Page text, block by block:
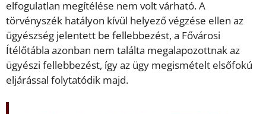
elfogulatlan megítélése nem volt várható. A
törvényszék hatályon kívül helyező végzése ellen az
ügyészség jelentett be fellebbezést, a Fővárosi
Ítélőtábla azonban nem találta megalapozottnak az
ügyészi fellebbezést, így az ügy megismételt elsőfokú
eljárással folytatódik majd.